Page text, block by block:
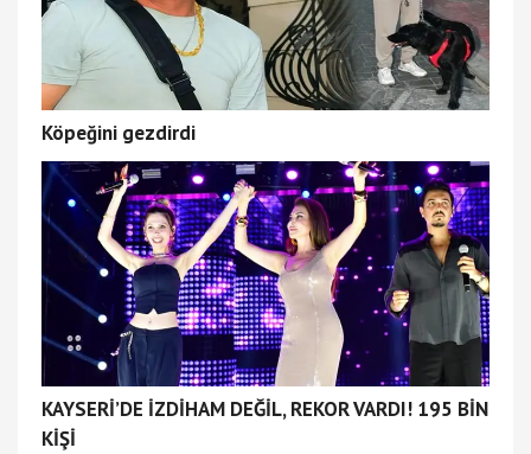
Köpeğini gezdirdi
KAYSERİ’DE İZDİHAM DEĞİL, REKOR VARDI! 195 BİN
KİŞİ